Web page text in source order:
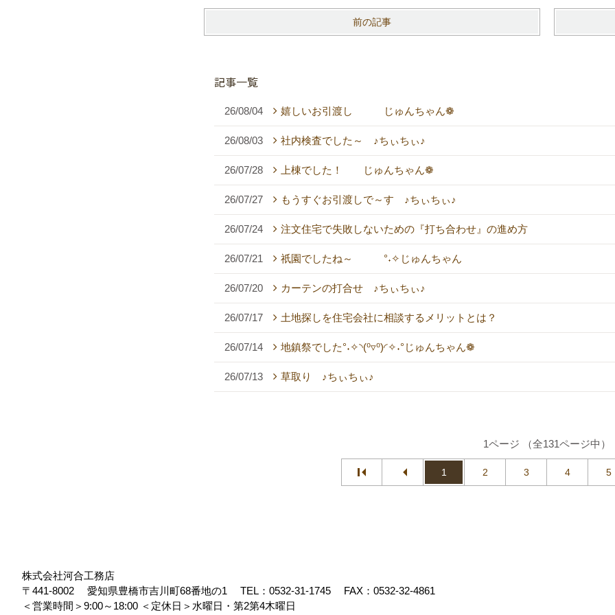
前の記事
記事一覧
26/08/04 嬉しいお引渡し じゅんちゃん❁
26/08/03 社内検査でした～ ♪ちぃちぃ♪
26/07/28 上棟でした！ じゅんちゃん❁
26/07/27 もうすぐお引渡しで～す ♪ちぃちぃ♪
26/07/24 注文住宅で失敗しないための『打ち合わせ』の進め方
26/07/21 祇園でしたね～ °˖✧じゅんちゃん
26/07/20 カーテンの打合せ ♪ちぃちぃ♪
26/07/17 土地探しを住宅会社に相談するメリットとは？
26/07/14 地鎮祭でした°˖✧◝(⁰▿⁰)◜✧˖°じゅんちゃん❁
26/07/13 草取り ♪ちぃちぃ♪
1ページ （全131ページ中）
1 2 3 4 5
株式会社河合工務店
〒441-8002
愛知県豊橋市吉川町68番地の1 TEL： 0532-31-1745
FAX：0532-32-4861
＜営業時間＞9:00～18:00 ＜定休日＞水曜日・第2第4木曜日